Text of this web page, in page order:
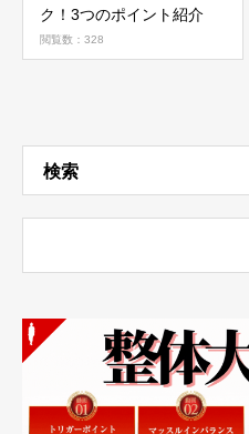
ク！3つのポイント紹介
閲覧数：328
検索